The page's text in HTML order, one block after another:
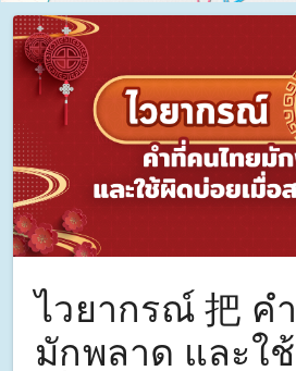
ไวยากรณ์ 把 ค
มักพลาด และใ